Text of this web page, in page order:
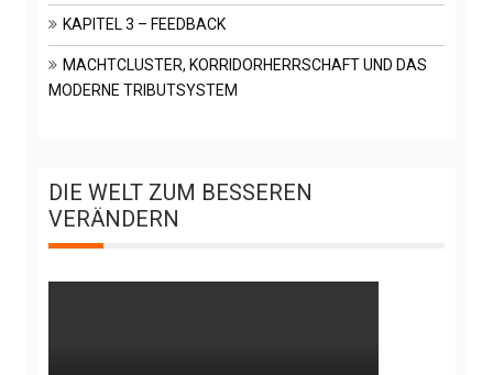
KAPITEL 3 – FEEDBACK
MACHTCLUSTER, KORRIDORHERRSCHAFT UND DAS
MODERNE TRIBUTSYSTEM
DIE WELT ZUM BESSEREN
VERÄNDERN